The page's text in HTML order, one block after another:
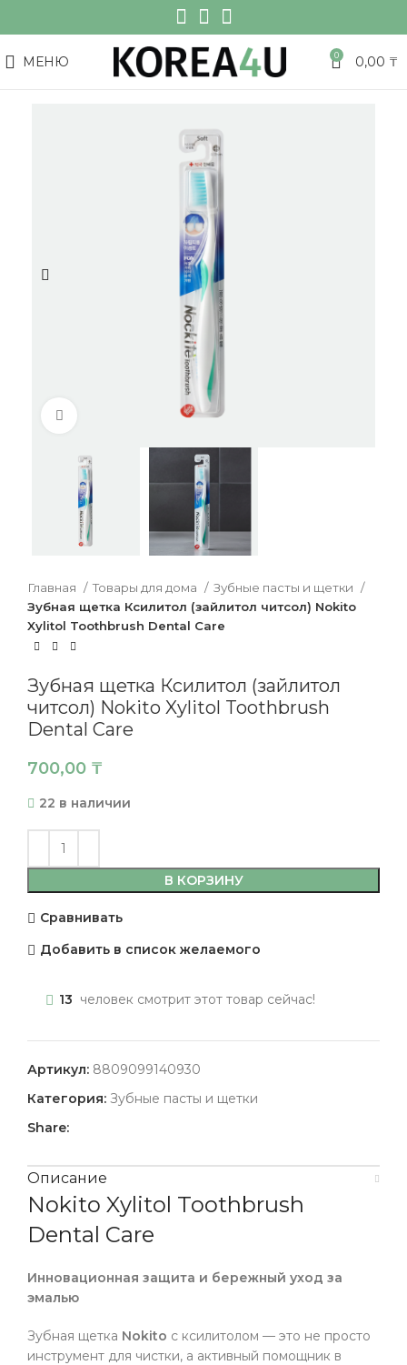
МЕНЮ 0 0,00 ₸
Нажмите, чтобы увеличить
Главная Товары для дома
Зубные пасты и щетки
Зубная щетка Ксилитол (зайлитол читсол) Nokito
Xylitol Toothbrush Dental Care
Зубная щетка Ксилитол (зайлитол
читсол) Nokito Xylitol Toothbrush
Dental Care
700,00 ₸
22 в наличии
В КОРЗИНУ
Сравнивать
Добавить в список желаемого
13 человек смотрит этот товар сейчас!
Артикул: 8809099140930
Категория: Зубные пасты и щетки
Share:
Описание
Nokito Xylitol Toothbrush
Dental Care
Инновационная защита и бережный уход за
эмалью
Зубная щетка Nokito с ксилитолом — это не просто
инструмент для чистки, а активный помощник в